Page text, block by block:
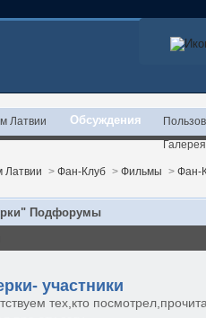
Латвии Обсуждения
Галерея
Латвии > Фан-Клуб > Фильмы > Фан-
Подфорумы
участники
тех,кто